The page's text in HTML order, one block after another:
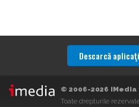
Descarcă
© 2006-2026 iMedia
Toate drepturile